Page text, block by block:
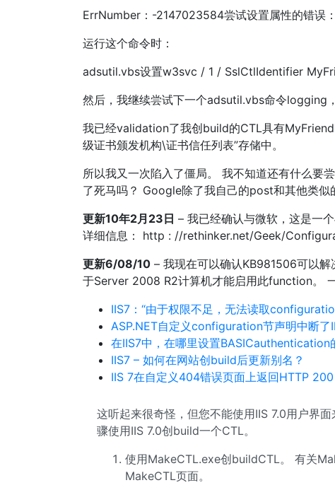
ErrNumber：-2147023584尝试设置属性的错误
运行这个命令时：
adsutil.vbs设置w3svc / 1 / SslCtlIdentifier
然后，我继续尝试下一个adsutil.vbs命令logging
我已经validation了我创build的CTL具有
级证书颁发机构\证书信任列表”存储中。
所以我又一次陷入了僵局。 我不知道还有什么要
了死马吗？ Google除了我自己的post和其他类似
更新10年2月23日 – 我已经确认与微软，这是一
详细信息： http : //rethinker.net/Geek/
更新6/08/10 – 我现在可以确认KB981506可以
于Server 2008 R2计算机才能启用此function。
IIS7：“由于权限不足，无法读取
ASP.NET自定义configuration节声明中断
在IIS7中，在哪里设置BASICauthentication
IIS7 – 如何在网站创build后更新别名？
IIS 7在自定义404错误页面上返回HTTP 200
这听起来很奇怪，但您不能使用IIS 7.0用户界
骤使用IIS 7.0创build一个CTL。
使用MakeCTL.exe创buildCTL。 有关
MakeCTL页面。